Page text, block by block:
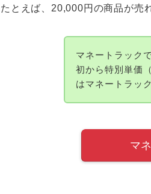
たとえば、20,000円の商品が売
マネートラック
初から特別単価
はマネートラッ
マ